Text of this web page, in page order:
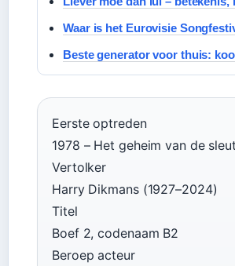
Waar is het Eurovisie
Beste generator voor thuis:
Eerste optreden
1978 – Het geheim van de
Vertolker
Harry Dikmans (1927–2024)
Titel
Boef 2, codenaam B2
Beroep acteur